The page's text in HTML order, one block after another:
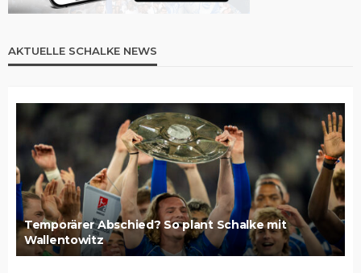
AKTUELLE SCHALKE NEWS
Temporärer Abschied? So plant Schalke mit
Wallentowitz